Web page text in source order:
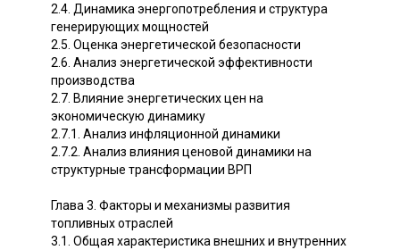
2.4. Динамика энергопотребления и структура
генерирующих мощностей
2.5. Оценка энергетической безопасности
2.6. Анализ энергетической эффективности
производства
2.7. Влияние энергетических цен на
экономическую динамику
2.7.1. Анализ инфляционной динамики
2.7.2. Анализ влияния ценовой динамики на
структурные трансформации ВРП
Глава 3. Факторы и механизмы развития
топливных отраслей
3.1. Общая характеристика внешних и внутренних